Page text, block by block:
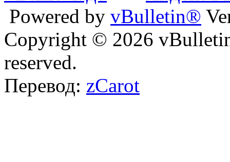
Powered by vBulletin®
Copyright © 2026
reserved.
Перевод: zCarot